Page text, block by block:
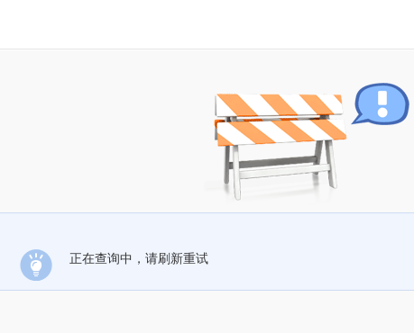
正在查询中，请刷新重试